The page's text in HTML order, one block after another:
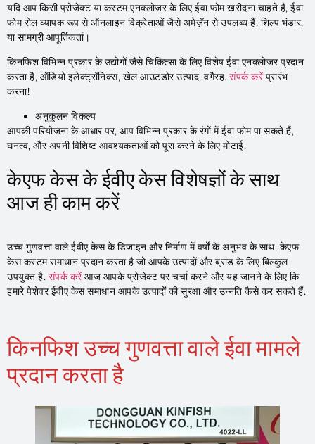
यदि आप किसी प्रोजेक्ट या कस्टम एनक्लोजर के लिए ईवा फोम खरीदना चाहते हैं, ईवा
फोम रोल व्यापक रूप से ऑनलाइन विक्रेताओं जैसे अमेज़ॅन से उपलब्ध हैं, शिल्प भंडार,
या सामग्री आपूर्तिकर्ता।
किनफिश विभिन्न प्रकार के उद्योगों जैसे चिकित्सा के लिए विशेष ईवा एनक्लोजर प्रदान
करता है, ऑडियो इलेक्ट्रॉनिक्स, खेल आउटडोर उत्पाद, वगैरह. संपर्क करेंप्रारंभ
करना!
अनुकूलन विकल्प
आपकी परियोजना के आधार पर, आप विभिन्न प्रकार के रंगों में ईवा फोम पा सकते हैं,
घनत्व, और अपनी विशिष्ट आवश्यकताओं को पूरा करने के लिए मोटाई.
केएफ केस के ईवीए केस विशेषज्ञों के साथ
आज ही काम करें
उच्च गुणवत्ता वाले ईवीए केस के डिजाइन और निर्माण में वर्षों के अनुभव के साथ, केएफ
केस कस्टम समाधान प्रदान करता है जो आपके उत्पादों और ब्रांड के लिए बिल्कुल
उपयुक्त है. संपर्क करेंआज आपके प्रोजेक्ट पर चर्चा करने और यह जानने के लिए कि
हमारे पेशेवर ईवीए केस समाधान आपके उत्पादों की सुरक्षा और उन्नति कैसे कर सकते हैं.
किनफिश उच्च गुणवत्ता वाले ईवा मामले
प्रदान करता है